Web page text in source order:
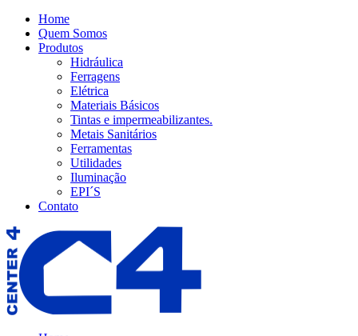
Home
Quem Somos
Produtos
Hidráulica
Ferragens
Elétrica
Materiais Básicos
Tintas e impermeabilizantes.
Metais Sanitários
Ferramentas
Utilidades
Iluminação
EPI´S
Contato